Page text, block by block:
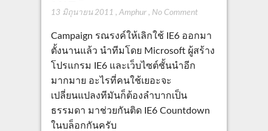
13 มิถุนายน 2011 , Amphur, No Comment
Campaign รณรงค์ให้เลิกใช้ IE6 ออกมา
ตั้งนานแล้ว นำทีมโดย Microsoft ผู้สร้าง
โปรแกรม IE6 และเว็บไซต์ชั้นนำอีก
มากมาย อะไรที่คนใช้เยอะจะ
เปลี่ยนแปลงทีมันก็ต้องลำบากเป็น
ธรรมดา มาช่วยกันติด IE6 Countdown
ในบล็อกกันครับ